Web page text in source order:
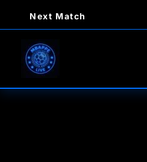
contenido
Next Match